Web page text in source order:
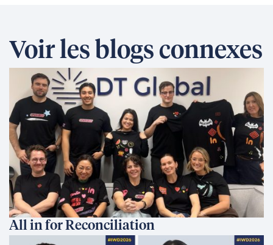
Voir les blogs connexes
All in for Reconciliation